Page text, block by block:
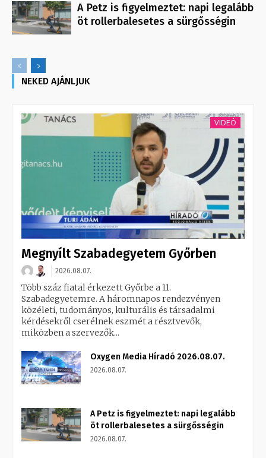
A Petz is figyelmeztet: napi legalább
öt rollerbalesetes a sürgősségin
NEKED AJÁNLJUK
VIDEÓ
Megnyílt Szabadegyetem Győrben
2026.08.07.
Több száz fiatal érkezett Győrbe a 11.
Szabadegyetemre. A háromnapos rendezvényen
közéleti, tudományos, kulturális és társadalmi
kérdésekről cserélnek eszmét a résztvevők,
miközben a szervezők...
Oxygen Media Híradó 2026.08.07.
2026.08.07.
A Petz is figyelmeztet: napi legalább
öt rollerbalesetes a sürgősségin
2026.08.07.